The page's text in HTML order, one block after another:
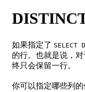
如果指定了 SELECT
的行。也就是说，
终只会保留一行。
你可以指定哪些列的